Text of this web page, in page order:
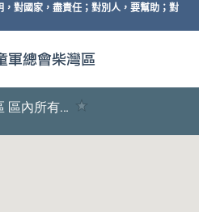
對國家，盡責任；對別人，要幫助；對